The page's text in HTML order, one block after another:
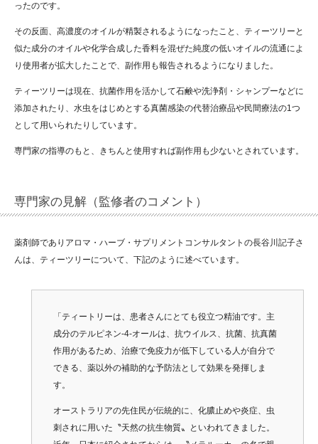
ったのです。
その反面、高濃度のオイルが精製されるようになったこと、ティーツリーと
似た成分のオイルや化学合成した香料を混ぜた純度の低いオイルの流通によ
り使用者が拡大したことで、副作用も報告されるようになりました。
ティーツリーは現在、抗菌作用を活かして石鹸や洗浄剤・シャンプーなどに
添加されたり、水虫をはじめとする真菌感染の代替治療品や民間療法の1つ
として用いられたりしています。
専門家の指導のもと、きちんと使用すれば副作用も少ないとされています。
専門家の見解（監修者のコメント）
薬剤師でありアロマ・ハーブ・サプリメントコンサルタントの長谷川記子さ
んは、ティーツリーについて、下記のように述べています。
「ティートリーは、患者さんにとても役立つ精油です。主
成分のテルピネン-4-オールは、抗ウイルス、抗菌、抗真菌
作用があるため、治療で免疫力が低下している人が自分で
できる、薬以外の補助的な予防法として効果を発揮しま
す。
オーストラリアの先住民が伝統的に、化膿止めや炎症、虫
刺されに用いた〝天然の抗生物質〟といわれてきました。